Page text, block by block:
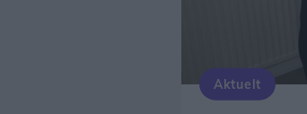
Aktuelt